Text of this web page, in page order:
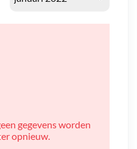
gegevens worden
opnieuw.